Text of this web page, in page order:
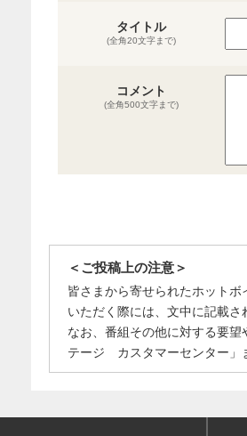
タイトル
(全角20文字まで)
コメント
(全角500文字まで)
＜ご投稿上の注意＞
皆さまから寄せられたホット
いただく際には、文中に記載さ
なお、番組その他に対する要
テージ カスタマーセンター」